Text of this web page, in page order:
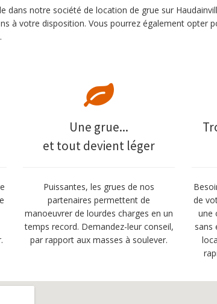
dans notre société de location de grue sur
à votre disposition. Vous pourrez également opter
Une grue...
et tout devient léger
Puissantes, les grues de nos
partenaires permettent de
manoeuvrer de lourdes charges en un
temps record. Demandez-leur conseil,
par rapport aux masses à soulever.
de
une
sans